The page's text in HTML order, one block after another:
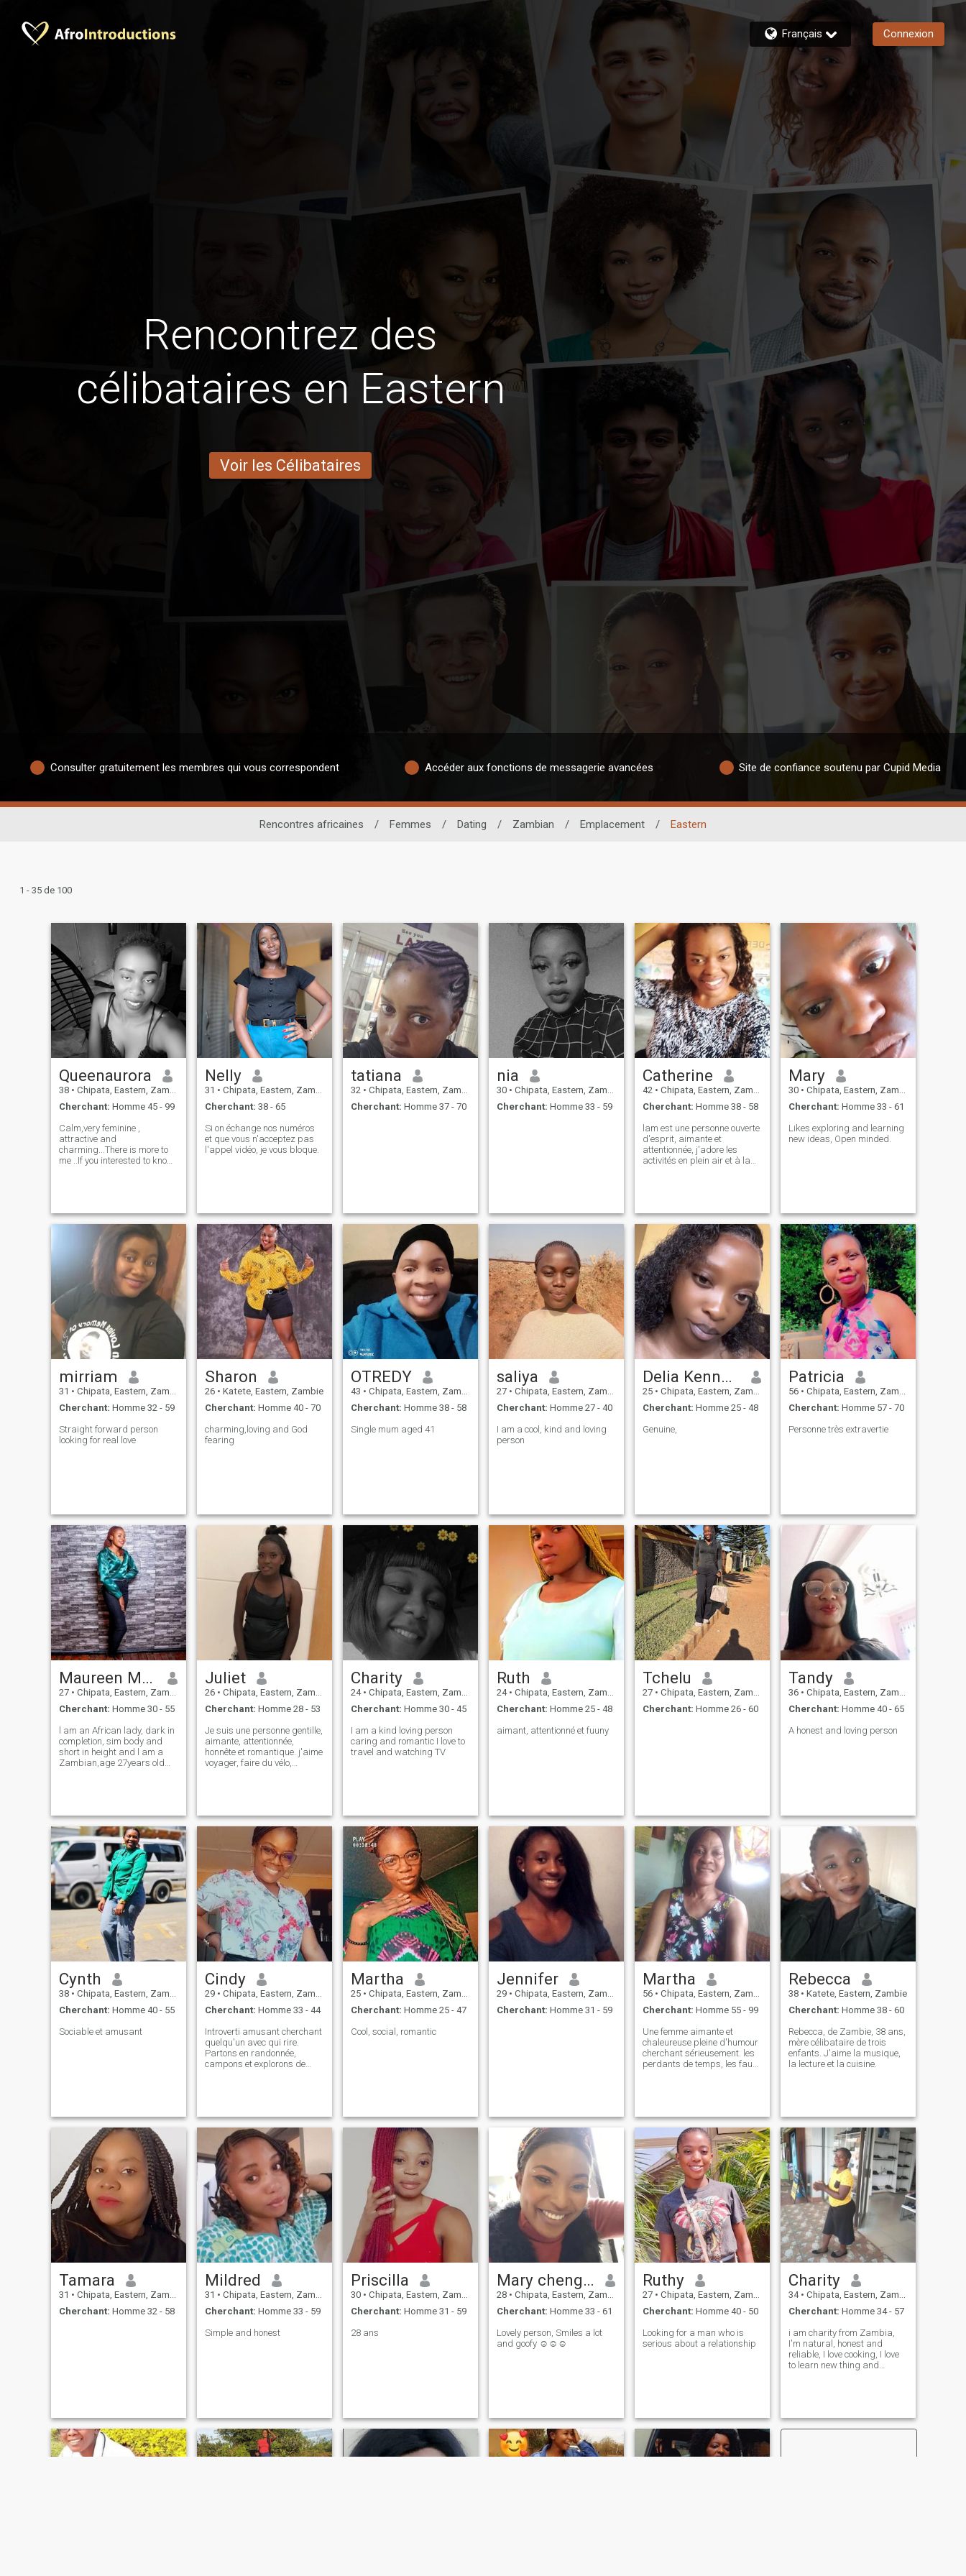
Français Connexion
Rencontrez des
célibataires en Eastern
Voir les Célibataires
Consulter gratuitement les membres qui vous correspondent Accéder aux fonctions de messagerie avancées Site de confiance soutenu par Cupid Media
Rencontres africaines / Femmes / Dating / Zambian / Emplacement / Eastern
1 - 35 de 100
Queenaurora
38 • Chipata, Eastern, Zambie
Cherchant: Homme 45 - 99
Calm,very feminine ,
attractive and
charming...There is more to
me ..If you interested to know
Nelly
31 • Chipata, Eastern, Zambie
Cherchant: 38 - 65
Si on échange nos numéros
et que vous n'acceptez pas
l'appel vidéo, je vous bloque.
tatiana
32 • Chipata, Eastern, Zambie
Cherchant: Homme 37 - 70
nia
30 • Chipata, Eastern, Zambie
Cherchant: Homme 33 - 59
Catherine
42 • Chipata, Eastern, Zambie
Cherchant: Homme 38 - 58
lam est une personne ouverte
d'esprit, aimante et
attentionnée, j'adore les
activités en plein air et à la
Mary
30 • Chipata, Eastern, Zambie
Cherchant: Homme 33 - 61
Likes exploring and learning
new ideas, Open minded.
mirriam
31 • Chipata, Eastern, Zambie
Cherchant: Homme 32 - 59
Straight forward person
looking for real love
Sharon
26 • Katete, Eastern, Zambie
Cherchant: Homme 40 - 70
charming,loving and God
fearing
OTREDY
43 • Chipata, Eastern, Zambie
Cherchant: Homme 38 - 58
Single mum aged 41
saliya
27 • Chipata, Eastern, Zambie
Cherchant: Homme 27 - 40
I am a cool, kind and loving
person
Delia Kenneth
25 • Chipata, Eastern, Zambie
Cherchant: Homme 25 - 48
Genuine,
Patricia
56 • Chipata, Eastern, Zambie
Cherchant: Homme 57 - 70
Personne très extravertie
Maureen Matonga
27 • Chipata, Eastern, Zambie
Cherchant: Homme 30 - 55
l am an African lady, dark in
completion, sim body and
short in height and l am a
Zambian,age 27years old
Juliet
26 • Chipata, Eastern, Zambie
Cherchant: Homme 28 - 53
Je suis une personne gentille,
aimante, attentionnée,
honnête et romantique. j'aime
voyager, faire du vélo,
cuisiner pour vous un jour
mais je ne sais pas si vous
aimez ma cuisine.
Disclaimer i je n'envoie pas
de photos nues à personne.
Charity
24 • Chipata, Eastern, Zambie
Cherchant: Homme 30 - 45
I am a kind loving person
caring and romantic I love to
travel and watching TV
Ruth
24 • Chipata, Eastern, Zambie
Cherchant: Homme 25 - 48
aimant, attentionné et fuuny
Tchelu
27 • Chipata, Eastern, Zambie
Cherchant: Homme 26 - 60
Tandy
36 • Chipata, Eastern, Zambie
Cherchant: Homme 40 - 65
A honest and loving person
Cynth
38 • Chipata, Eastern, Zambie
Cherchant: Homme 40 - 55
Sociable et amusant
Cindy
29 • Chipata, Eastern, Zambie
Cherchant: Homme 33 - 44
Introverti amusant cherchant
quelqu'un avec qui rire.
Partons en randonnée,
campons et explorons de
nouveaux restaurants ou
préparer une tempête dans
la cuisine. Gourmand et
amoureux de la nature à la
recherche de quelqu'un pour
partager dans le plaisir !
Martha
25 • Chipata, Eastern, Zambie
Cherchant: Homme 25 - 47
Cool, social, romantic
Jennifer
29 • Chipata, Eastern, Zambie
Cherchant: Homme 31 - 59
Martha
56 • Chipata, Eastern, Zambie
Cherchant: Homme 55 - 99
Une femme aimante et
chaleureuse pleine d'humour
cherchant sérieusement. les
perdants de temps, les faux
Rebecca
38 • Katete, Eastern, Zambie
Cherchant: Homme 38 - 60
Rebecca, de Zambie, 38 ans,
mère célibataire de trois
enfants. J'aime la musique,
la lecture et la cuisine.
Tamara
31 • Chipata, Eastern, Zambie
Cherchant: Homme 32 - 58
Mildred
31 • Chipata, Eastern, Zambie
Cherchant: Homme 33 - 59
Simple and honest
Priscilla
30 • Chipata, Eastern, Zambie
Cherchant: Homme 31 - 59
28 ans
Mary chengetai
28 • Chipata, Eastern, Zambie
Cherchant: Homme 33 - 61
Lovely person, Smiles a lot
and goofy ☺️☺️☺️
Ruthy
27 • Chipata, Eastern, Zambie
Cherchant: Homme 40 - 50
Looking for a man who is
serious about a relationship
Charity
34 • Chipata, Eastern, Zambie
Cherchant: Homme 34 - 57
i am charity from Zambia,
I'm natural, honest and
reliable, I love cooking, I love
to learn new thing and
in all what I do because He